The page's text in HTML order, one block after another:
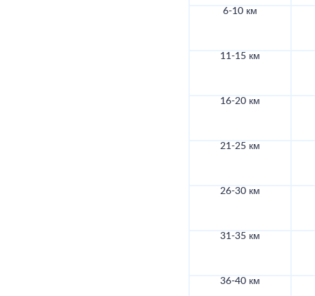
6-10 км
11-15 км
16-20 км
21-25 км
26-30 км
31-35 км
36-40 км